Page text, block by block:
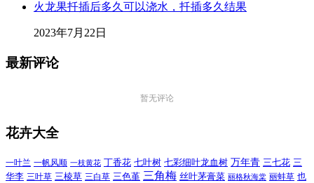
火龙果扦插后多久可以浇水，扦插多久结果
2023年7月22日
最新评论
暂无评论
花卉大全
一叶兰 一帆风顺 一枝黄花 丁香花 七叶树 七彩细叶龙血树 万年青 三七花 三
华李 三叶草 三棱草 三白草 三色堇 三角梅 丝叶茅膏菜 丽格秋海棠 丽蚌草 也